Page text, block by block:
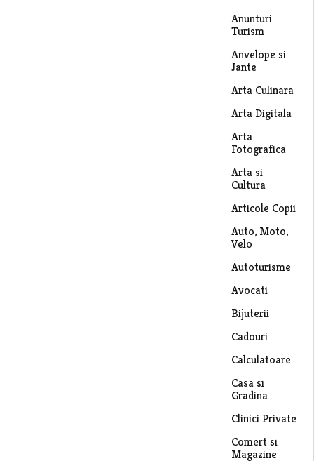
Anunturi
Turism
Anvelope si
Jante
Arta Culinara
Arta Digitala
Arta
Fotografica
Arta si
Cultura
Articole Copii
Auto, Moto,
Velo
Autoturisme
Avocati
Bijuterii
Cadouri
Calculatoare
Casa si
Gradina
Clinici Private
Comert si
Magazine